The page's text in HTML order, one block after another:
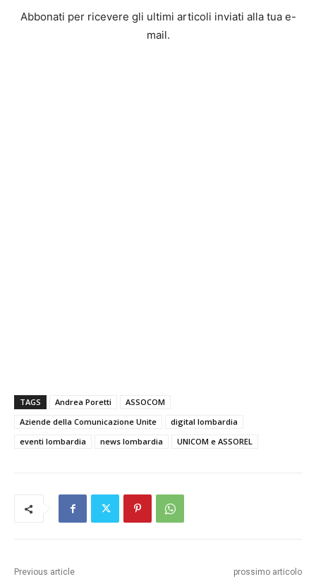
Abbonati per ricevere gli ultimi articoli inviati alla tua e-
mail.
TAGS Andrea Poretti
ASSOCOM
Aziende della Comunicazione Unite
digital lombardia
eventi lombardia
news lombardia UNICOM e ASSOREL
Previous article prossimo articolo